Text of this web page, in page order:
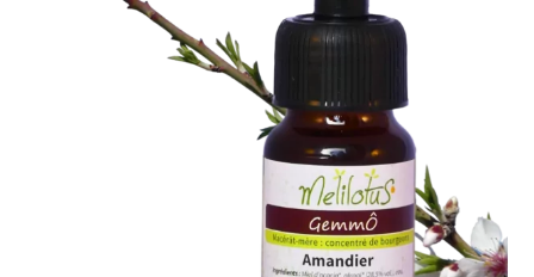
GemmÔ Amandier
AJOUTER AU PANIER
/